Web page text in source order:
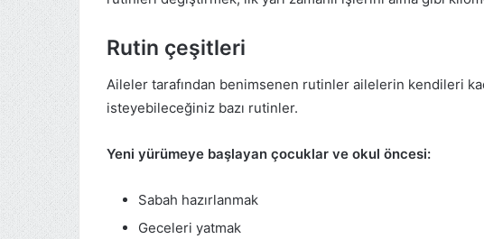
Rutin çeşitleri
Aileler tarafından benimsenen rutinler ailelerin kendileri
isteyebileceğiniz bazı rutinler.
Yeni yürümeye başlayan çocuklar ve okul öncesi:
Sabah hazırlanmak
Geceleri yatmak